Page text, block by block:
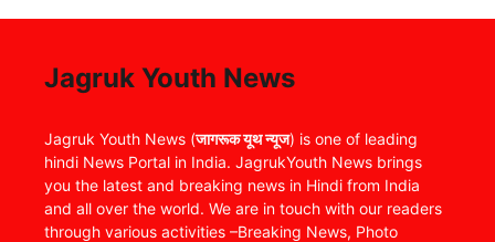
Jagruk Youth News
Jagruk Youth News (जागरूक यूथ न्यूज) is one of leading
hindi News Portal in India. JagrukYouth News brings
you the latest and breaking news in Hindi from India
and all over the world. We are in touch with our readers
through various activities –Breaking News, Photo